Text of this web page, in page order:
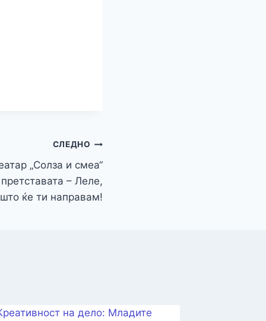
СЛЕДНО
„Солза и смеа“
– Леле,
што ќе ти направам!